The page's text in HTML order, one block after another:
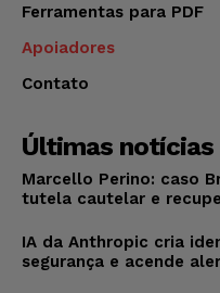
Ferramentas para PDF
Apoiadores
Contato
Últimas notícias
Marcello Perino: caso
tutela cautelar e
IA da Anthropic cria
segurança e acende